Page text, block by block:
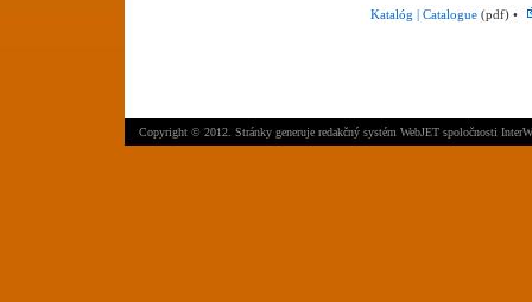
Katalóg | Catalogue (pdf) •
Copyright © 2012. Stránky generuje redakčný systém WebJET spoločnosti